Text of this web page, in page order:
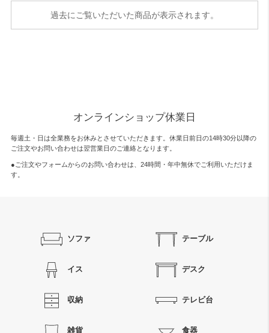
過去にご覧いただいた商品が表示されます。
オンラインショップ休業日
毎週土・日は全業務をお休みとさせていただきます。休業日前日の14時30分以降の
ご注文やお問い合わせは翌営業日のご連絡となります。
●ご注文やフォームからのお問い合わせは、 24時間・年中無休でご利用いただけま
す。
ソファ テーブル
イス デスク
収納 テレビ台
雑貨 食器